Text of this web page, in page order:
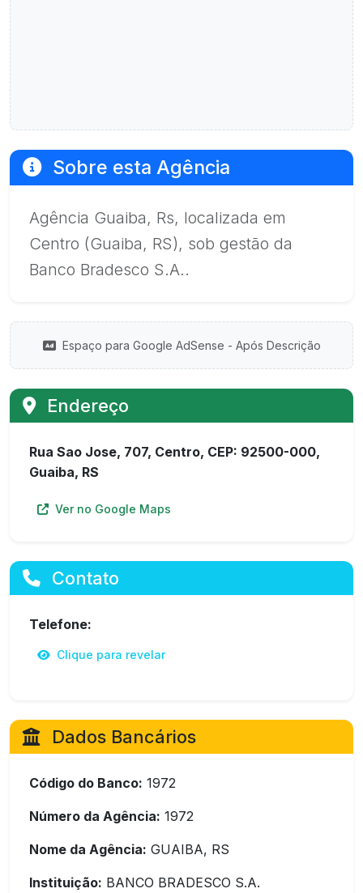
Sobre esta Agência
Agência Guaiba, Rs, localizada em
Centro (Guaiba, RS), sob gestão da
Banco Bradesco S.A..
Espaço para Google AdSense - Após Descrição
Endereço
Rua Sao Jose, 707, Centro, CEP: 92500-000,
Guaiba, RS
Ver no Google Maps
Contato
Telefone:
Clique para revelar
Dados Bancários
Código do Banco: 1972
Número da Agência: 1972
Nome da Agência: GUAIBA, RS
Instituição: BANCO BRADESCO S.A.